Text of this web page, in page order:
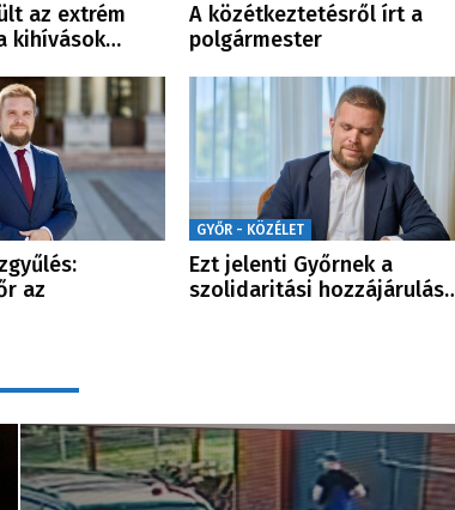
az extrém
kihívások…
A közétkeztetésről írt a
polgármester
az
GYŐR - KÖZÉLET
Ezt jelenti Győrnek a
szolidaritási